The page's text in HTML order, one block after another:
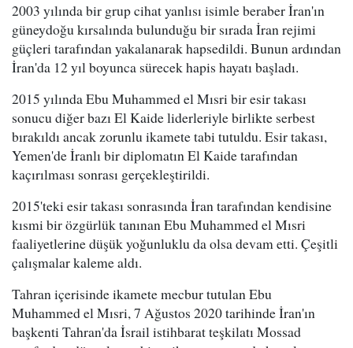
2003 yılında bir grup cihat yanlısı isimle beraber İran'ın
güneydoğu kırsalında bulunduğu bir sırada İran rejimi
güçleri tarafından yakalanarak hapsedildi. Bunun ardından
İran'da 12 yıl boyunca sürecek hapis hayatı başladı.
2015 yılında Ebu Muhammed el Mısri bir esir takası
sonucu diğer bazı El Kaide liderleriyle birlikte serbest
bırakıldı ancak zorunlu ikamete tabi tutuldu. Esir takası,
Yemen'de İranlı bir diplomatın El Kaide tarafından
kaçırılması sonrası gerçekleştirildi.
2015'teki esir takası sonrasında İran tarafından kendisine
kısmi bir özgürlük tanınan Ebu Muhammed el Mısri
faaliyetlerine düşük yoğunluklu da olsa devam etti. Çeşitli
çalışmalar kaleme aldı.
Tahran içerisinde ikamete mecbur tutulan Ebu
Muhammed el Mısri, 7 Ağustos 2020 tarihinde İran'ın
başkenti Tahran'da İsrail istihbarat teşkilatı Mossad